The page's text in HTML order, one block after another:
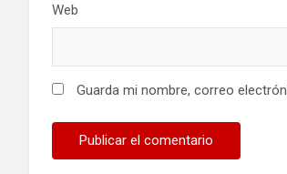
Web
Guarda mi nombre, correo